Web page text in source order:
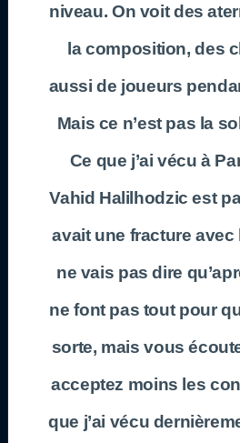
niveau. On voit des
la composition, des
aussi de joueurs
Mais ce n’est pas la
Ce que j’ai vécu à
Vahid Halilhodzic est
avait une fracture avec
ne vais pas dire
ne font pas tout pour
sorte, mais vous
acceptez moins les
que j’ai vécu